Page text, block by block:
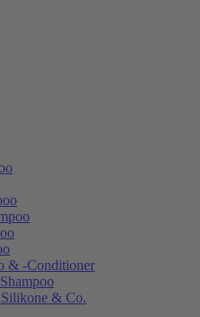
& -Conditioner
& Co.